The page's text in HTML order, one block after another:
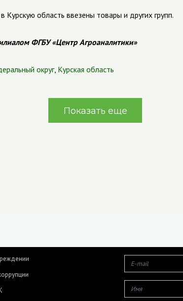
Курскую область ввезены товары и других групп.
ФГБУ «Центр Агроаналитики»
округ, Курская область
Показать еще